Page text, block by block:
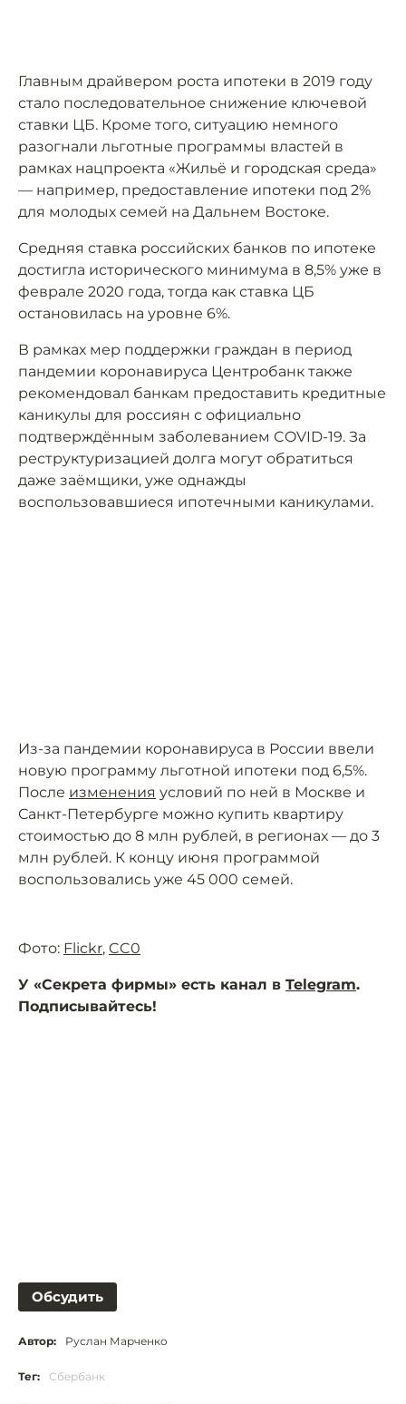
Главным драйвером роста ипотеки в 2019 году
стало последовательное снижение ключевой
ставки ЦБ. Кроме того, ситуацию немного
разогнали льготные программы властей в
рамках нацпроекта «Жильё и городская среда»
— например, предоставление ипотеки под 2%
для молодых семей на Дальнем Востоке.
Средняя ставка российских банков по ипотеке
достигла исторического минимума в 8,5% уже в
феврале 2020 года, тогда как ставка ЦБ
остановилась на уровне 6%.
В рамках мер поддержки граждан в период
пандемии коронавируса Центробанк также
рекомендовал банкам предоставить кредитные
каникулы для россиян с официально
подтверждённым заболеванием COVID-19. За
реструктуризацией долга могут обратиться
даже заёмщики, уже однажды
воспользовавшиеся ипотечными каникулами.
Из-за пандемии коронавируса в России ввели
новую программу льготной ипотеки под 6,5%.
После изменения условий по ней в Москве и
Санкт-Петербурге можно купить квартиру
стоимостью до 8 млн рублей, в регионах — до 3
млн рублей. К концу июня программой
воспользовались уже 45 000 семей.
Фото: Flickr, CC0
У «Секрета фирмы» есть канал в Telegram.
Подписывайтесь!
Обсудить
Автор: Руслан Марченко
Тег: Сбербанк